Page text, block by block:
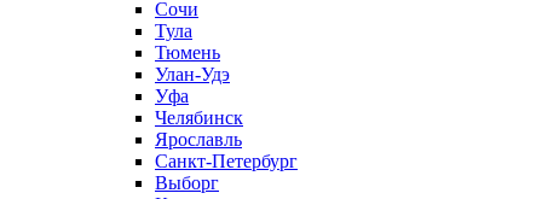
Сочи
Тула
Тюмень
Улан-Удэ
Уфа
Челябинск
Ярославль
Санкт-Петербург
Выборг